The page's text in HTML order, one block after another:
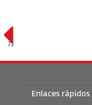
Enlaces rápidos